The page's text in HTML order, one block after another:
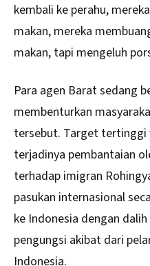
kembali ke perahu,
makan, mereka
makan, tapi mengeluh
Para agen Barat sedang
membenturkan
tersebut. Target tertinggi
terjadinya pembantaian
terhadap imigran
pasukan internasional
ke Indonesia dengan
pengungsi akibat dari
Indonesia.